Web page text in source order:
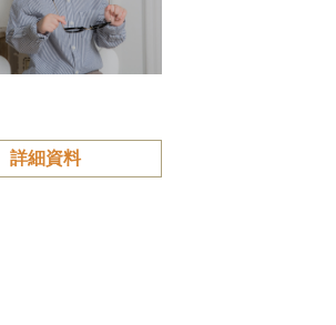
詳細資料